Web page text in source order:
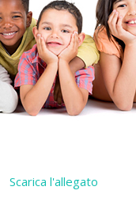
Scarica l'allegato